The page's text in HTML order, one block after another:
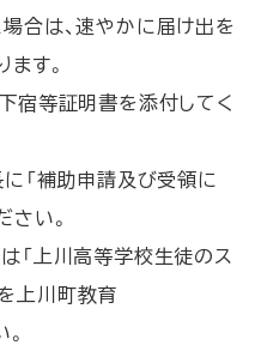
合は、速やかに届け出を
ます。
宿等証明書を添付してく
「補助申請及び受領に
さい。
「上川高等学校生徒のス
上川町教育